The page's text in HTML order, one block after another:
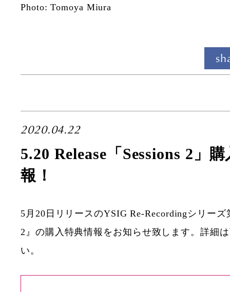
Photo: Tomoya Miura
2020.04.22
5.20 Release「Sessions 2」
報！
5月20日リリースのYSIG Re-Recordingシリーズ
2』の購入特典情報をお知らせ致します。詳細
い。